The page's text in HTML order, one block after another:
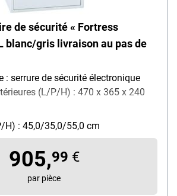
de sécurité « Fortress
blanc/gris livraison au pas de
: serrure de sécurité électronique
(L/P/H) : 470 x 365 x 240
au sol
: pour le rangement sûr
H) : 45,0/35,0/55,0 cm
905,99 €
par pièce